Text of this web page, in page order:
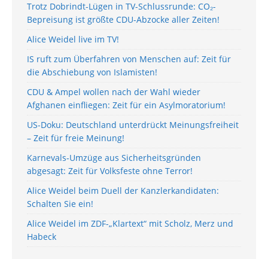
Trotz Dobrindt-Lügen in TV-Schlussrunde: CO₂-
Bepreisung ist größte CDU-Abzocke aller Zeiten!
Alice Weidel live im TV!
IS ruft zum Überfahren von Menschen auf: Zeit für
die Abschiebung von Islamisten!
CDU & Ampel wollen nach der Wahl wieder
Afghanen einfliegen: Zeit für ein Asylmoratorium!
US-Doku: Deutschland unterdrückt Meinungsfreiheit
– Zeit für freie Meinung!
Karnevals-Umzüge aus Sicherheitsgründen
abgesagt: Zeit für Volksfeste ohne Terror!
Alice Weidel beim Duell der Kanzlerkandidaten:
Schalten Sie ein!
Alice Weidel im ZDF-„Klartext“ mit Scholz, Merz und
Habeck